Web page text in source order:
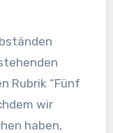
Rubrik “Fünf
wir
haben,